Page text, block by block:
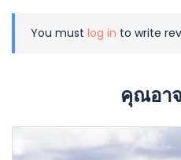
You must log in to write
คุณอา